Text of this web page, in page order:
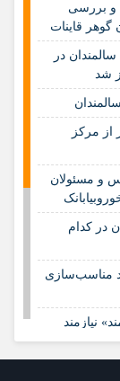
و بررسی
گوهر قاینات
در
شد
از مرکز
و مسئولان
در کدام
مناسب‌سازی
نیازمند